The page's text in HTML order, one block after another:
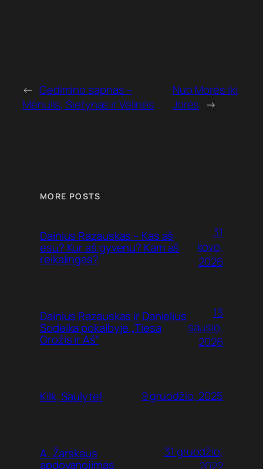
← Gedimino sapnas –
Mėnulis, Sietynas ir Vėlinės
Nuo Morės iki
Jorės →
MORE POSTS
Dainius Razauskas – Kas aš
esu? Kur aš gyvenu? Kam aš
reikalingas?
31
kovo,
2026
Dainius Razauskas ir Danielius
Sodeika pokalbyje „Tiesa
Grožis ir Aš“
13
sausio,
2026
Kilk, Saulyte! 9 gruodžio, 2025
A. Žarskaus
apdovanojimas
31 gruodžio,